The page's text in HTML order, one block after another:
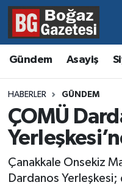
Gündem Asayiş
HABERLER GÜNDEM
ÇOMÜ
Çanakkale Onsekiz
Dardanos
Asayiş
Eğitim
Ekonomi
Gündem
Hava Durumu
Trafik Durumu
Süper Lig Puan
Tüm Manşetler